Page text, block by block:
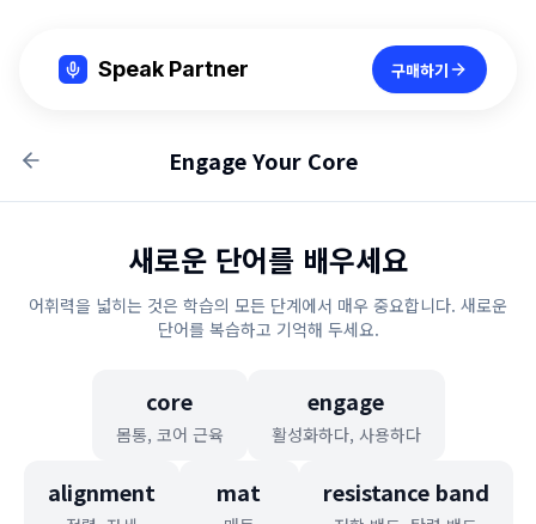
Speak Partner 구매하기
Engage Your Core
새로운 단어를 배우세요
어휘력을 넓히는 것은 학습의 모든 단계에서 매우 중요합니다. 새로운
단어를 복습하고 기억해 두세요.
core
몸통, 코어 근육
engage
활성화하다, 사용하다
alignment mat resistance band